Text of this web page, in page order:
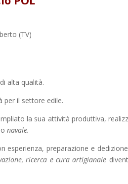
(TV)
alta qualità.
per il settore edile.
la sua attività produttiva,
navale.
esperienza, preparazione e
ricerca e cura artigianale